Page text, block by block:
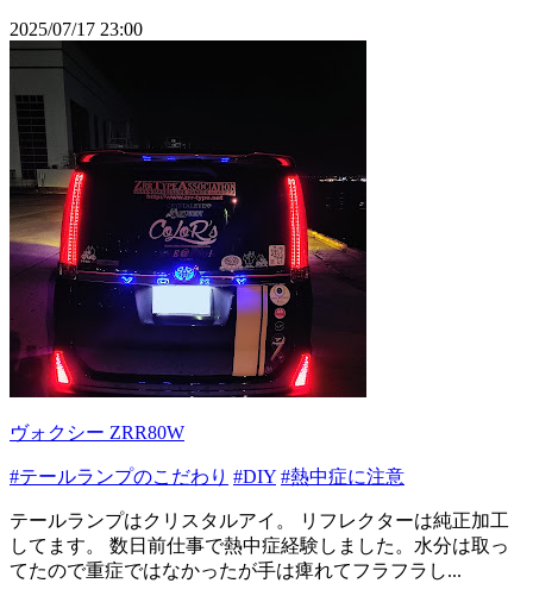
2025/07/17 23:00
ヴォクシー ZRR80W
#テールランプのこだわり #DIY #熱中症に注意
テールランプはクリスタルアイ。 リフレクターは純正加工
してます。 数日前仕事で熱中症経験しました。水分は取っ
てたので重症ではなかったが手は痺れてフラフラし...